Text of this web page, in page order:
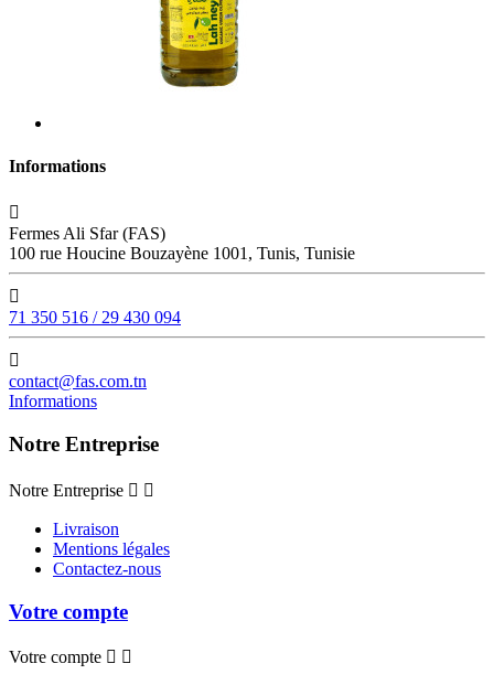
Informations

Fermes Ali Sfar (FAS)
100 rue Houcine Bouzayène 1001, Tunis, Tunisie

71 350 516 / 29 430 094

contact@fas.com.tn
Informations
Notre Entreprise
Notre Entreprise  
Livraison
Mentions légales
Contactez-nous
Votre compte
Votre compte  